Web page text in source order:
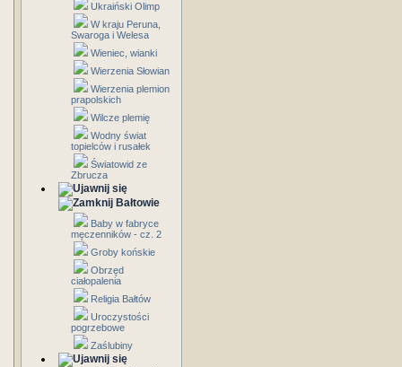
Ukraiński Olimp
W kraju Peruna,
Swaroga i Welesa
Wieniec, wianki
Wierzenia Słowian
Wierzenia plemion
prapolskich
Wilcze plemię
Wodny świat
topielców i rusałek
Światowid ze
Zbrucza
Bałtowie
Baby w fabryce
męczenników - cz. 2
Groby końskie
Obrzęd
ciałopalenia
Religia Bałtów
Uroczystości
pogrzebowe
Zaślubiny